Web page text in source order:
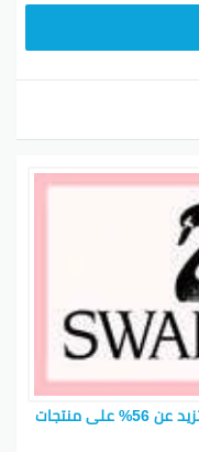
كوبون خصم سوارفسكي اون لاين تنزيلات تزيد عن 56% على منتجات